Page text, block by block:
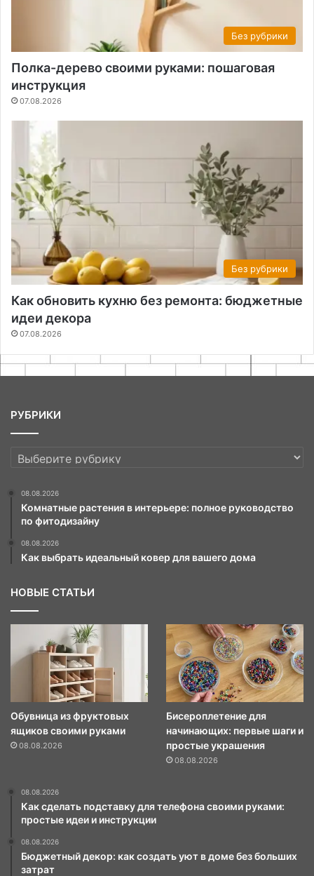
Без рубрики
Полка-дерево своими руками: пошаговая
инструкция
07.08.2026
Без рубрики
Как обновить кухню без ремонта: бюджетные
идеи декора
07.08.2026
РУБРИКИ
РУБРИКИ
08.08.2026
Комнатные растения в интерьере: полное руководство
по фитодизайну
08.08.2026
Как выбрать идеальный ковер для вашего дома
НОВЫЕ СТАТЬИ
Обувница из фруктовых
ящиков своими руками
08.08.2026
Бисероплетение для
начинающих: первые шаги и
простые украшения
08.08.2026
08.08.2026
Как сделать подставку для телефона своими руками:
простые идеи и инструкции
08.08.2026
Бюджетный декор: как создать уют в доме без больших
затрат